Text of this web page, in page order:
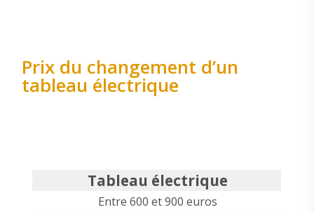
Prix du changement d’un
tableau électrique
Tableau électrique
Entre 600 et 900 euros